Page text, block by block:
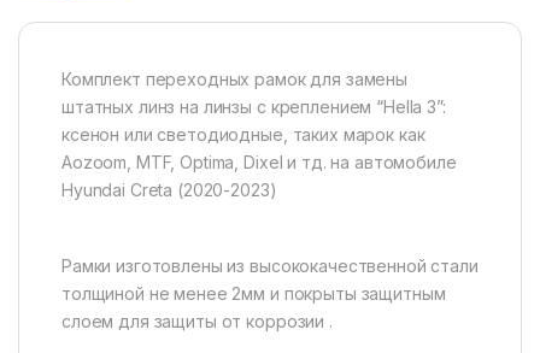
Комплект переходных рамок для замены
штатных линз на линзы с креплением “Hella 3”:
ксенон или светодиодные, таких марок как
Aozoom, MTF, Optima, Dixel и тд. на автомобиле
Hyundai Creta (2020-2023)
Рамки изготовлены из высококачественной стали
толщиной не менее 2мм и покрыты защитным
слоем для защиты от коррозии .